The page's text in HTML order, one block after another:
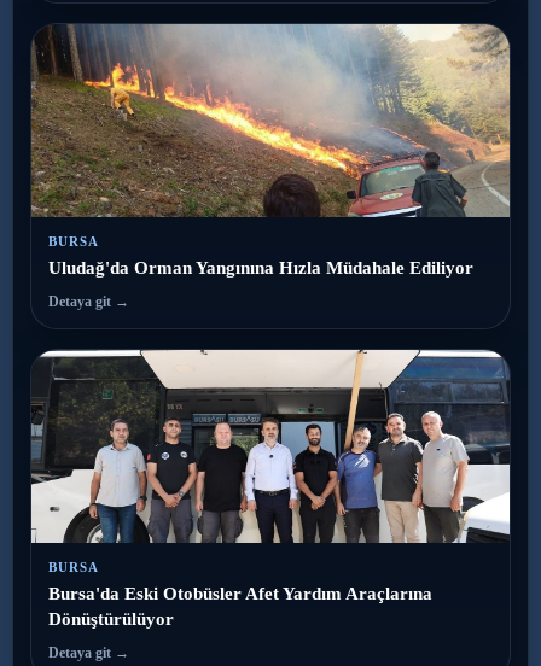
BURSA
Uludağ'da Orman Yangınına Hızla Müdahale Ediliyor
Detaya git →
BURSA
Bursa'da Eski Otobüsler Afet Yardım Araçlarına
Dönüştürülüyor
Detaya git →